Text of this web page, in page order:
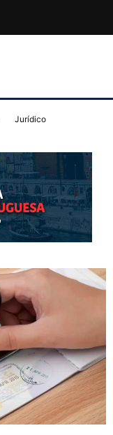
Jurídico